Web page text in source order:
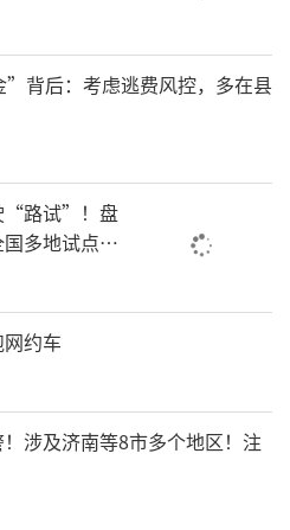
背后：考虑逃费风控，多在县
“路试”！盘
多地试点之
约车
涉及济南等8市多个地区！注